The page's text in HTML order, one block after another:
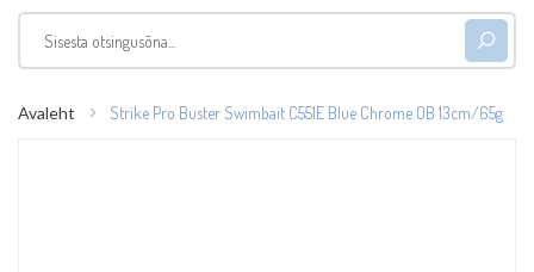
Avaleht Strike Pro Buster Swimbait C551E Blue Chrome OB 13cm/65g